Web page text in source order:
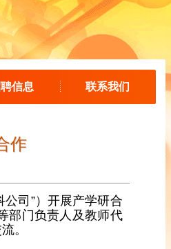
信息 联系我们
作
司”）开展产学研合
部门负责人及教师代
。